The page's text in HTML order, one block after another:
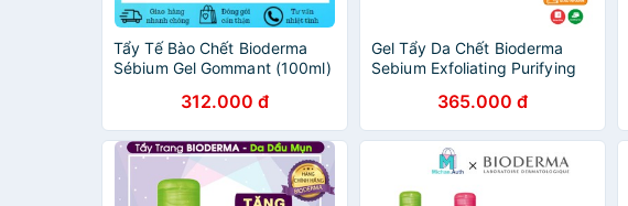
Tẩy Tế Bào Chết Bioderma
Sébium Gel Gommant (100ml)
312.000 đ
Gel Tẩy Da Chết Bioderma
Sebium Exfoliating Purifying
365.000 đ